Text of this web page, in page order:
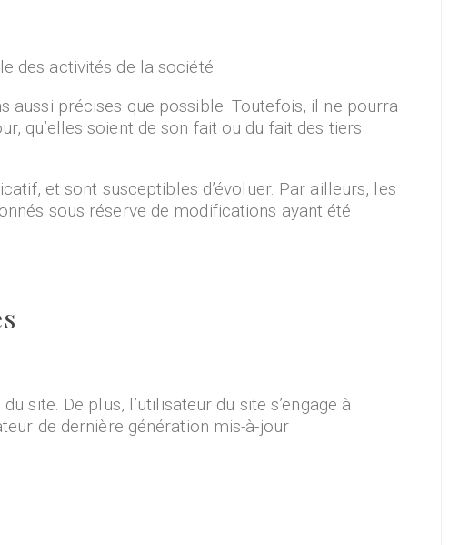
des activités de la société.
aussi précises que possible. Toutefois, il ne pourra
qu’elles soient de son fait ou du fait des tiers
et sont susceptibles d’évoluer. Par ailleurs, les
sous réserve de modifications ayant été
site. De plus, l’utilisateur du site s’engage à
de dernière génération mis-à-jour